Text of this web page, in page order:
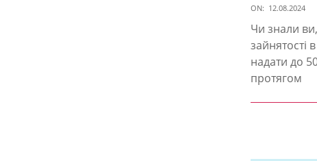
2024-
08-
ON: 12.08.2024
Чи знали
зайнятості
надати до
протягом